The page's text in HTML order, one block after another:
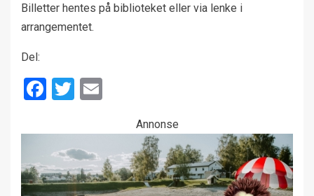
Billetter hentes på biblioteket eller via lenke i
arrangementet.
Del:
Facebook
Twitter
Annonse